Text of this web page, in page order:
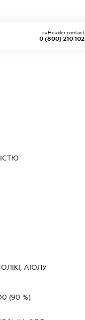
0 (800) 210 102
caHeader.contact
АІОЛУ
(90 %)